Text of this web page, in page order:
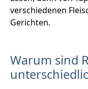
verschiedenen
Gerichten.
Warum sind